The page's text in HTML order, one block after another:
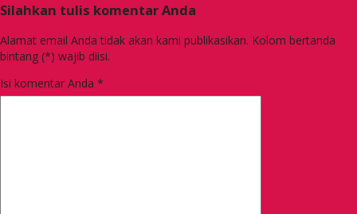
Silahkan tulis komentar Anda
Alamat email Anda tidak akan kami publikasikan. Kolom bertanda
bintang (*) wajib diisi.
Isi komentar Anda *